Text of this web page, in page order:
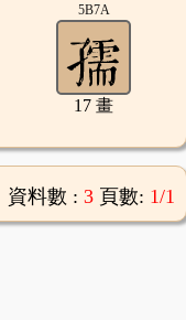
5B7A
17 畫
資料數 : 3 頁數: 1/1